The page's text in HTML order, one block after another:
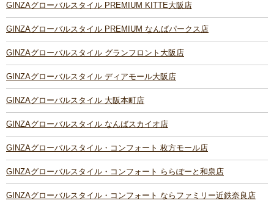
GINZAグローバルスタイル PREMIUM KITTE大阪店
GINZAグローバルスタイル PREMIUM なんばパークス店
GINZAグローバルスタイル グランフロント大阪店
GINZAグローバルスタイル ディアモール大阪店
GINZAグローバルスタイル 大阪本町店
GINZAグローバルスタイル なんばスカイオ店
GINZAグローバルスタイル・コンフォート 枚方モール店
GINZAグローバルスタイル・コンフォート ららぽーと和泉店
GINZAグローバルスタイル・コンフォート ならファミリー近鉄奈良店